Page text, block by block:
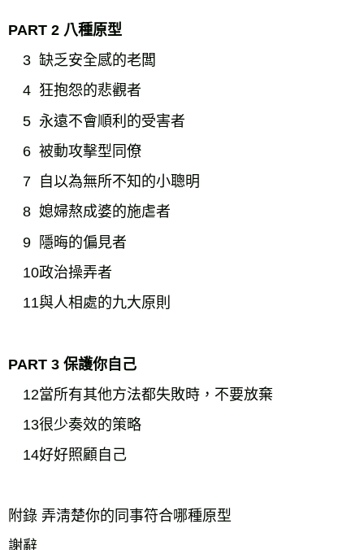
PART 2 八種原型
3 缺乏安全感的老闆
4 狂抱怨的悲觀者
5 永遠不會順利的受害者
6 被動攻擊型同僚
7 自以為無所不知的小聰明
8 媳婦熬成婆的施虐者
9 隱晦的偏見者
10政治操弄者
11與人相處的九大原則
PART 3 保護你自己
12當所有其他方法都失敗時，不要放棄
13很少奏效的策略
14好好照顧自己
附錄 弄淸楚你的同事符合哪種原型
謝辭